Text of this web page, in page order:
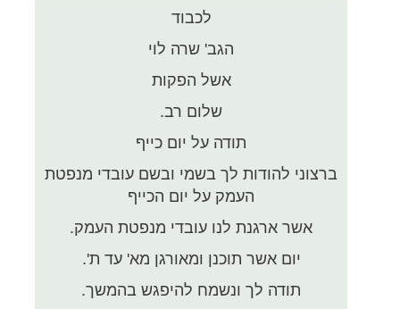
לכבוד
הגב' שרה לוי
אשל הפקות
שלום רב.
תודה על יום כייף
ברצוני להודות לך בשמי ובשם עובדי מנפטת
העמק על יום הכייף
אשר ארגנת לנו עובדי מנפטת העמק.
יום אשר תוכנן ומאורגן מא' עד ת'.
תודה לך ונשמח להיפגש בהמשך.